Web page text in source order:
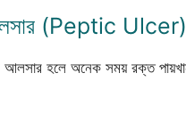
(Peptic Ulcer)
আলসার হলে অনেক সময় রক্ত